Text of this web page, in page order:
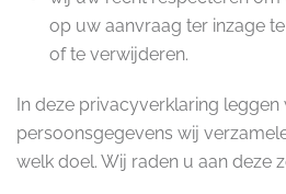
op uw aanvraag ter inzage
of te verwijderen.
In deze privacyverklaring leggen
persoonsgegevens wij
welk doel. Wij raden u aan deze